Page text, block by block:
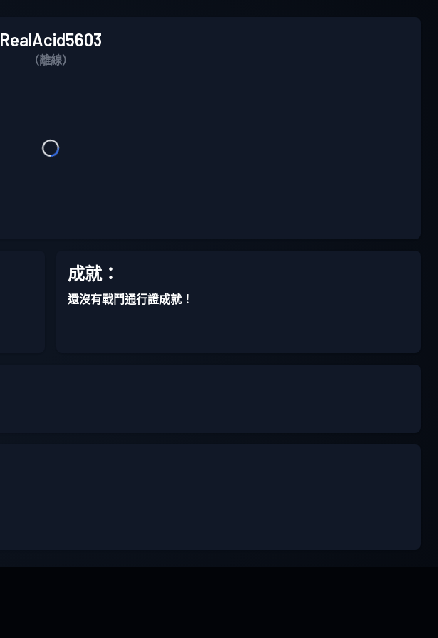
RealAcid5603
（離線）
成就：
還沒有戰鬥通行證成就！